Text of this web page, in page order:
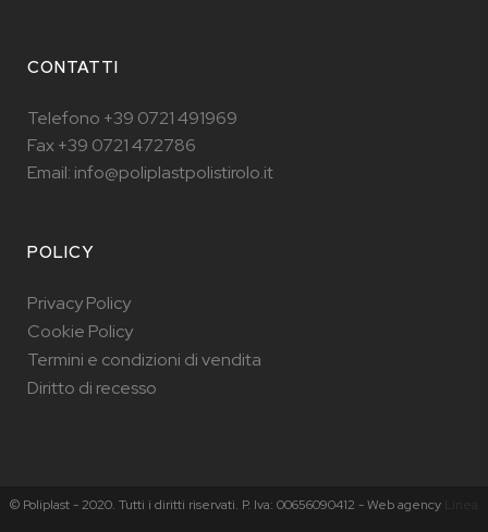
CONTATTI
Telefono +39 0721 491969
Fax +39 0721 472786
Email: info@poliplastpolistirolo.it
POLICY
Privacy Policy
Cookie Policy
Termini e condizioni di vendita
Diritto di recesso
© Poliplast - 2020. Tutti i diritti riservati. P. Iva: 00656090412 - Web agency